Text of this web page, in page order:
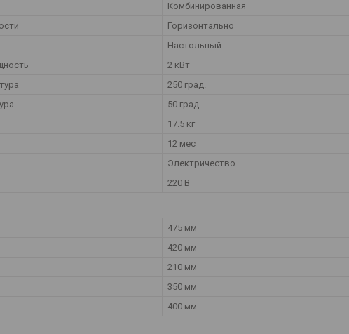
Комбинированная
Горизонтально
Настольный
2 кВт
250 град.
50 град.
17.5 кг
12 мес
Электричество
220 В
475 мм
420 мм
210 мм
350 мм
400 мм